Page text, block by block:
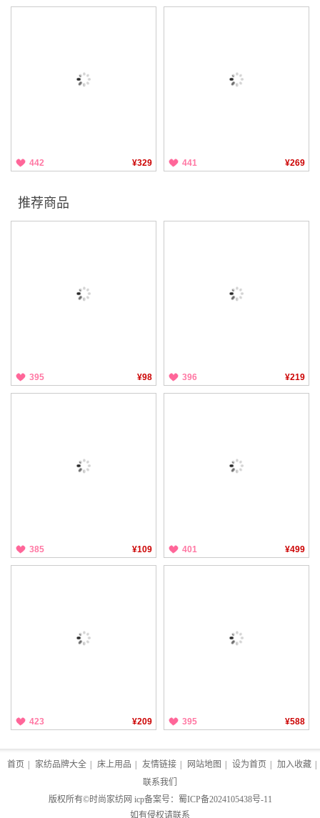
442 ¥329 441 ¥269
推荐商品
395 ¥98 396 ¥219
385 ¥109 401 ¥499
423 ¥209 395 ¥588
首页 家纺品牌大全 床上用品 友情链接 网站地图 设为首页 加入收藏
联系我们
版权所有©时尚家纺网 icp备案号： 蜀ICP备2024105438号-11
如有侵权请联系